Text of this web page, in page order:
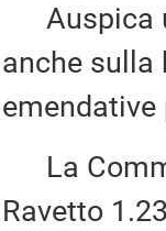
Auspica
anche sulla
emendative
La
Ravetto